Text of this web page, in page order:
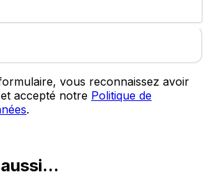
vous reconnaissez avoir
accepté notre Politique de
.